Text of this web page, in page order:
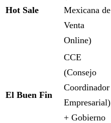
Hot Sale
Mexicana de
Venta
Online)
El Buen Fin
CCE
(Consejo
Coordinador
Empresarial)
+ Gobierno